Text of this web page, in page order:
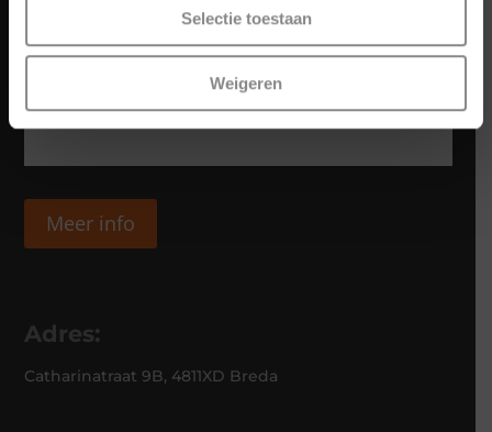
Selectie toestaan
Weigeren
Meer info
Adres:
Catharinatraat 9B, 4811XD Breda